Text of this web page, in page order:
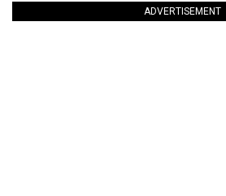
ADVERTISEMENT